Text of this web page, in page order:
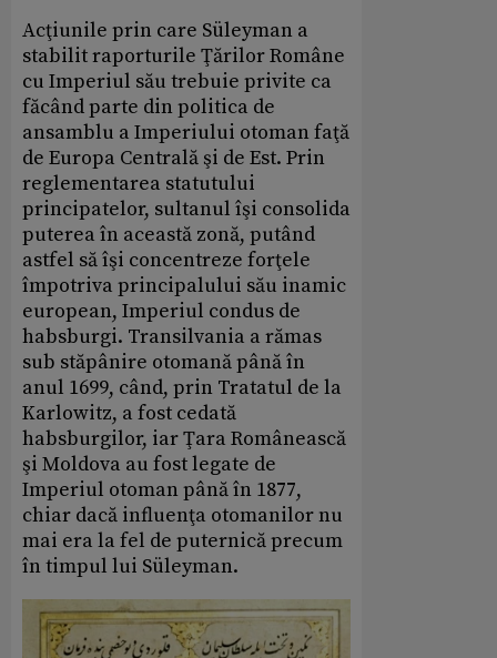
Acţiunile prin care Süleyman a
stabilit raporturile Ţărilor Române
cu Imperiul său trebuie privite ca
făcând parte din politica de
ansamblu a Imperiului otoman faţă
de Europa Centrală şi de Est. Prin
reglementarea statutului
principatelor, sultanul îşi consolida
puterea în această zonă, putând
astfel să îşi concentreze forţele
împotriva principalului său inamic
european, Imperiul condus de
habsburgi. Transilvania a rămas
sub stăpânire otomană până în
anul 1699, când, prin Tratatul de la
Karlowitz, a fost cedată
habsburgilor, iar Ţara Românească
şi Moldova au fost legate de
Imperiul otoman până în 1877,
chiar dacă influenţa otomanilor nu
mai era la fel de puternică precum
în timpul lui Süleyman.